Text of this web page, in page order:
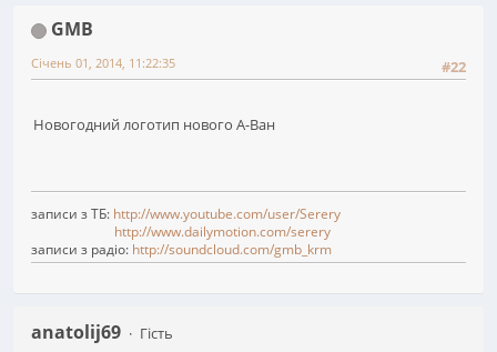
GMB
#22
Січень 01, 2014, 11:22:35
Новогодний логотип нового А-Ван
записи з ТБ: http://www.youtube.com/user/Serery
http://www.dailymotion.com/serery
записи з радіо: http://soundcloud.com/gmb_krm
anatolij69
Гість